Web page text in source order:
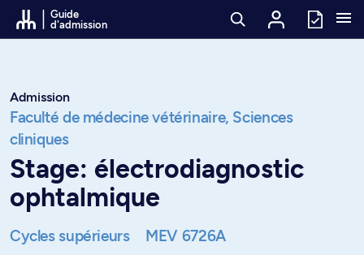
Passer au contenu
Guide
d'admission
Admission
Faculté de médecine vétérinaire, Sciences
cliniques
Stage: électrodiagnostic
ophtalmique
Cycles supérieurs MEV 6726A